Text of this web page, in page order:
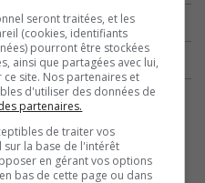
seront traitées, et les
(cookies, identifiants
pourront être stockées
ainsi que partagées avec lui,
site. Nos partenaires et
d'utiliser des données de
partenaires.
de traiter vos
sur la base de l'intérêt
en gérant vos options
bas de cette page ou dans